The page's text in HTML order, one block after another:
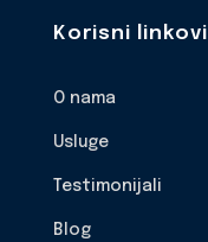
Korisni linkovi
O nama
Usluge
Testimonijali
Blog